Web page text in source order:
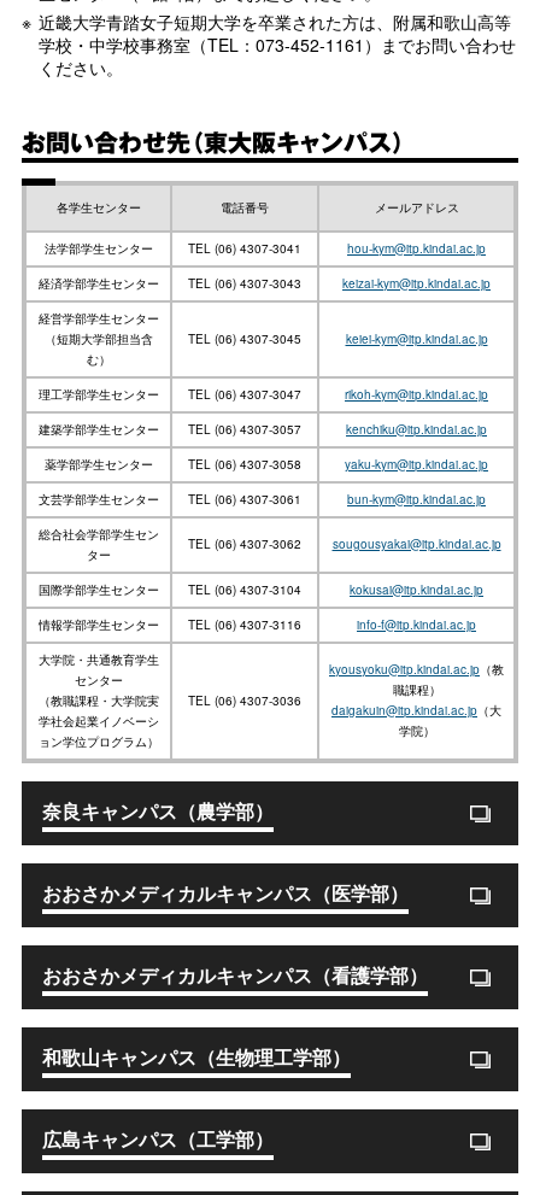
近畿大学青踏女子短期大学を卒業された方は、附属和歌山高等
学校・中学校事務室（TEL：073-452-1161）までお問い合わせ
ください。
お問い合わせ先（東大阪キャンパス）
各学生センター 電話番号 メールアドレス
法学部学生センター TEL (06) 4307-3041 hou-kym@itp.kindai.ac.jp
経済学部学生センター TEL (06) 4307-3043 keizai-kym@itp.kindai.ac.jp
経営学部学生センター
（短期大学部担当含
む）
TEL (06) 4307-3045 keiei-kym@itp.kindai.ac.jp
理工学部学生センター TEL (06) 4307-3047 rikoh-kym@itp.kindai.ac.jp
建築学部学生センター TEL (06) 4307-3057 kenchiku@itp.kindai.ac.jp
薬学部学生センター TEL (06) 4307-3058 yaku-kym@itp.kindai.ac.jp
文芸学部学生センター TEL (06) 4307-3061 bun-kym@itp.kindai.ac.jp
総合社会学部学生セン
ター
TEL (06) 4307-3062 sougousyakai@itp.kindai.ac.jp
国際学部学生センター TEL (06) 4307-3104 kokusai@itp.kindai.ac.jp
情報学部学生センター TEL (06) 4307-3116 info-f@itp.kindai.ac.jp
大学院・共通教育学生
センター
（教職課程・大学院実
学社会起業イノベーシ
ョン学位プログラム）
TEL (06) 4307-3036
kyousyoku@itp.kindai.ac.jp （教
職課程）
daigakuin@itp.kindai.ac.jp （大
学院）
奈良キャンパス（農学部）
おおさかメディカルキャンパス（医学部）
おおさかメディカルキャンパス（看護学部）
和歌山キャンパス（生物理工学部）
広島キャンパス（工学部）